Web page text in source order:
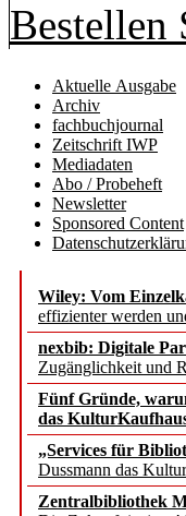
Bestellen
Aktuelle Ausgabe
Archiv
fachbuchjournal
Zeitschrift IWP
Mediadaten
Abo / Probeheft
Newsletter
Sponsored Content
Wiley: Vom
effizienter werden
nexbib: Digitale
Zugänglichkeit und
Fünf Gründe,
das
„Services für
Dussmann das
Zentralbibliothek